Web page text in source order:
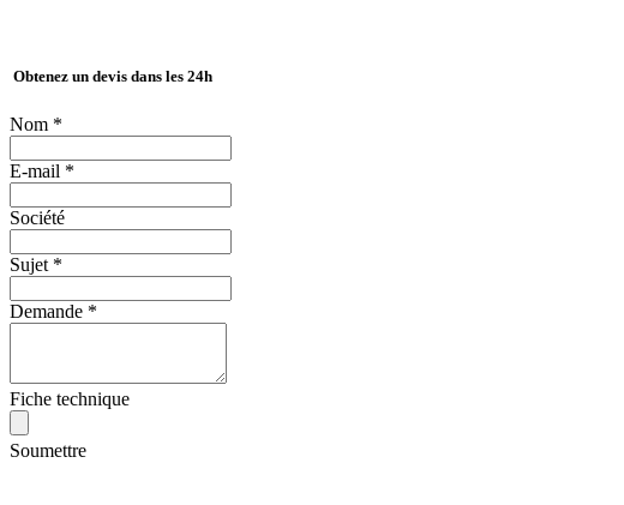
Obtenez un devis dans les 24h
Nom *
E-mail *
Société
Sujet *
Demande *
Fiche technique
Soumettre